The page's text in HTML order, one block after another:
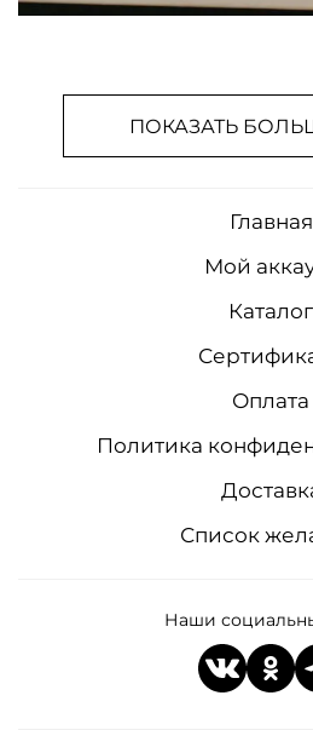
ПОКАЗАТЬ
Главная
Мой
Каталог
Оплата
Политика
Список
Наши